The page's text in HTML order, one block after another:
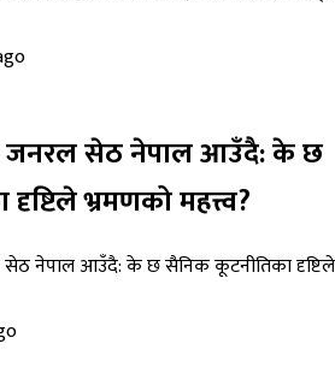
जनरल सेठ नेपाल आउँदै: के छ
भ्रमणको महत्त्व?